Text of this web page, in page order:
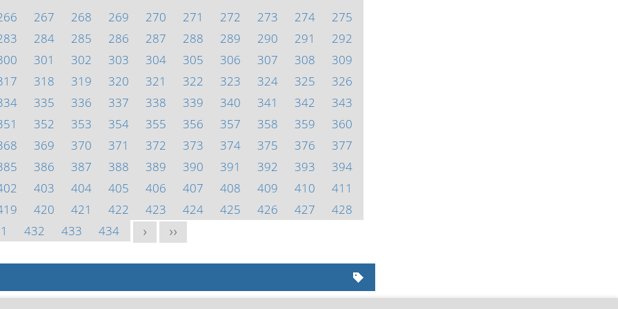
267 268 269 270 271 272 273 274
275
284 285 286 287 288 289 290 291
292
301 302 303 304 305 306 307 308
309
318 319 320 321 322 323 324 325
326
335 336 337 338 339 340 341 342
343
352 353 354 355 356 357 358 359
360
369 370 371 372 373 374 375 376
377
386 387 388 389 390 391 392 393
394
403 404 405 406 407 408 409 410
411
420 421 422 423 424 425 426 427
428
432 433 434 > >>